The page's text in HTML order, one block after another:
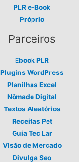
PLR e-Book
Próprio
Parceiros
Ebook PLR
Plugins WordPress
Planilhas Excel
Nômade Digital
Textos Aleatórios
Receitas Pet
Guia Tec Lar
Visão de Mercado
Divulga Seo